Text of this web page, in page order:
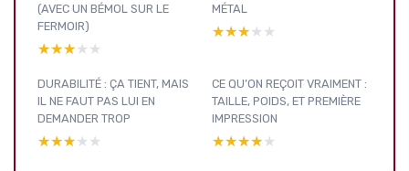
(AVEC UN BÉMOL SUR LE
FERMOIR)
★★★★★
★★★★★
MÉTAL
★★★★★
★★★★★
DURABILITÉ : ÇA TIENT, MAIS
IL NE FAUT PAS LUI EN
DEMANDER TROP
★★★★★
★★★★★
CE QU’ON REÇOIT VRAIMENT :
TAILLE, POIDS, ET PREMIÈRE
IMPRESSION
★★★★★
★★★★★